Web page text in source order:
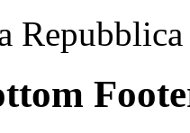
Repubblica